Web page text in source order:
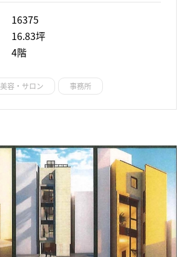
16375
16.83坪
4階
美容・サロン 事務所